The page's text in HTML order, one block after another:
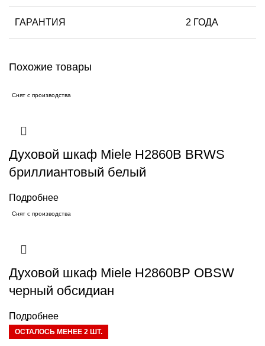
ГАРАНТИЯ 2 ГОДА
Похожие товары
Снят с производства
Духовой шкаф Miele H2860B BRWS
бриллиантовый белый
Подробнее
Снят с производства
Духовой шкаф Miele H2860BP OBSW
черный обсидиан
Подробнее
ОСТАЛОСЬ МЕНЕЕ 2 ШТ.